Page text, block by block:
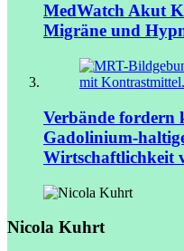
MedWatch Akut
Migräne und
Verbände fordern
Gadolinium-
Wirtschaftlichkeit
Nicola Kuhrt